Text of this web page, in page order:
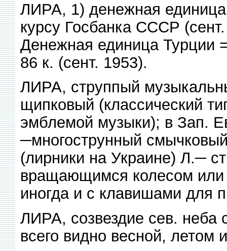
ЛИРА, 1) денежная
курсу Госбанка СССР
Денежная единица Турции
86 к. (сент. 1953).
ЛИРА, струппый
щипковый (классический
эмблемой музыки); в Зап.
─многострунный
(лирники на Украине) Л.─
вращающимся колесом или
иногда и с клавишами для
ЛИРА, созвездие сев. неба
всего видно весной, летом